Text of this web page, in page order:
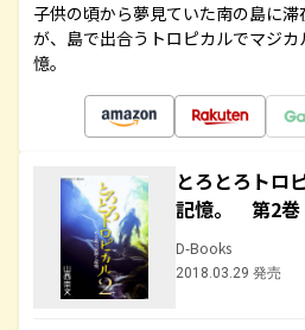
子供の頃から夢見ていた南の島に
が、島で出合うトロピカルでマジ
憶。
とろとろトロ
記憶。 第2巻
D-Books
2018.03.29 発売